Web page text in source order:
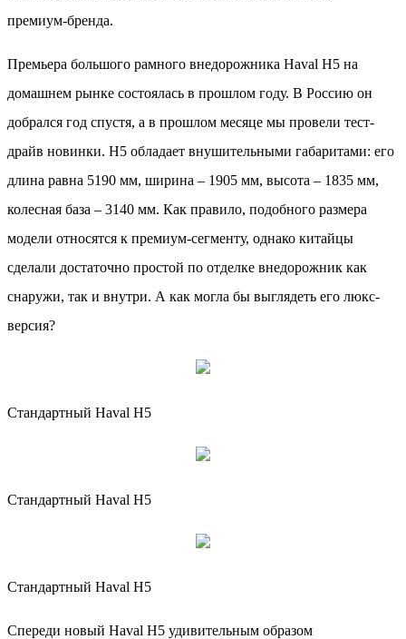
премиум-бренда.
Премьера большого рамного внедорожника Haval H5 на
домашнем рынке состоялась в прошлом году. В Россию он
добрался год спустя, а в прошлом месяце мы провели тест-
драйв новинки. Н5 обладает внушительными габаритами: его
длина равна 5190 мм, ширина – 1905 мм, высота – 1835 мм,
колесная база – 3140 мм. Как правило, подобного размера
модели относятся к премиум-сегменту, однако китайцы
сделали достаточно простой по отделке внедорожник как
снаружи, так и внутри. А как могла бы выглядеть его люкс-
версия?
Стандартный Haval H5
Стандартный Haval H5
Стандартный Haval H5
Спереди новый Haval H5 удивительным образом